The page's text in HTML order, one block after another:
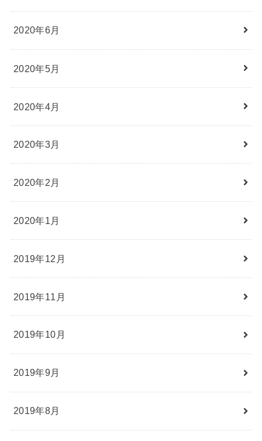
2020年6月
2020年5月
2020年4月
2020年3月
2020年2月
2020年1月
2019年12月
2019年11月
2019年10月
2019年9月
2019年8月